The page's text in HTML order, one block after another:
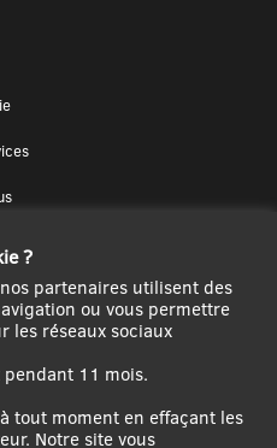
?
partenaires utilisent des
ou vous permettre
les réseaux sociaux
pendant 11 mois.
tout moment en effaçant les
Notre site vous